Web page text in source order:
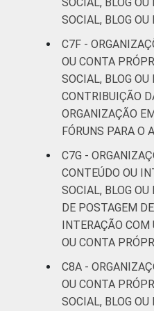
SOCIAL, BLOG OU
C7F -
OU CONTA
SOCIAL, BLOG OU
CONTRIBUIÇÃO
ORGANIZAÇÃO
FÓRUNS PARA O
C7G -
CONTEÚDO OU
SOCIAL, BLOG OU
DE POSTAGEM
INTERAÇÃO COM
OU CONTA
C8A -
OU CONTA
SOCIAL, BLOG